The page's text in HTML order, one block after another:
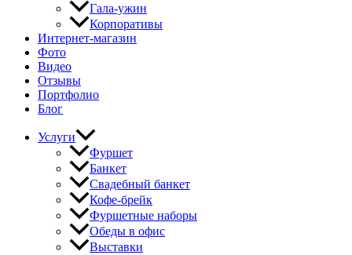
Гала-ужин
Корпоративы
Интернет-магазин
Фото
Видео
Отзывы
Портфолио
Блог
Услуги
Фуршет
Банкет
Свадебный банкет
Кофе-брейк
Фуршетные наборы
Обеды в офис
Выставки